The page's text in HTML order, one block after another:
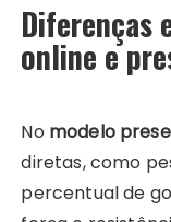
Diferenças
online e
No modelo
diretas, como
percentual de